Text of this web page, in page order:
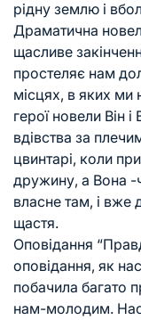
рідну землю і
Драматична
щасливе
простеляє нам
місцях, в яких ми
герої новели Він
вдівства за
цвинтарі, коли
дружину, а Вона -
власне там, і вже
щастя.
Оповідання
оповідання, як
побачила багато
нам-молодим.